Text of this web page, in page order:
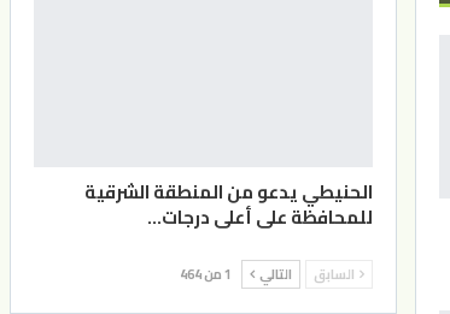
الحنيطي يدعو من المنطقة الشرقية
للمحافظة على أعلى درجات…
السابق التالي 1 من 464